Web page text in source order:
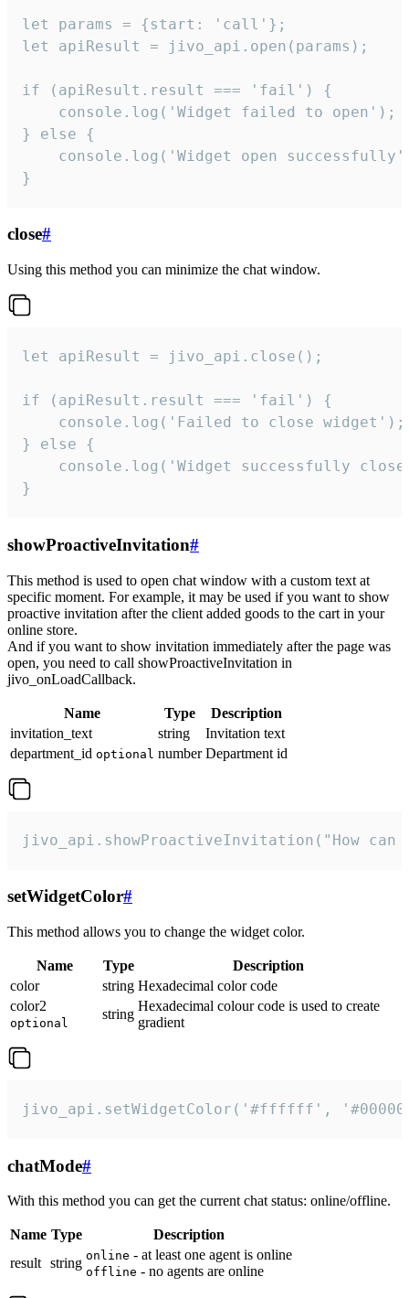
let params = {start: 'call'};
let apiResult = jivo_api.open(params);
if (apiResult.result === 'fail') {
    console.log('Widget failed to open');
} else {
console.log('Widget open
}
close#
Using this method you can minimize the chat window.
let apiResult = jivo_api.close();
if (apiResult.result === 'fail') {
    console.log('Failed to close widget');
} else {
console.log('Widget successfully
}
showProactiveInvitation#
This method is used to open chat window with a custom text at
specific moment. For example, it may be used if you want to show
proactive invitation after the client added goods to the cart in your
online store.
And if you want to show invitation immediately after the page was
open, you need to call showProactiveInvitation in
jivo_onLoadCallback.
Name Type
Description
invitation_text
string
Invitation text
department_id optional number Department id
jivo_api.showProactiveInvitation("How
setWidgetColor#
This method allows you to change the widget color.
Name Type
Description
color
string Hexadecimal color code
color2
optional
string
Hexadecimal colour code is used to create
gradient
jivo_api.setWidgetColor('#ffffff',
chatMode#
With this method you can get the current chat status: online/offline.
Name Type
Description
result string online - at least one agent is online
offline - no agents are online